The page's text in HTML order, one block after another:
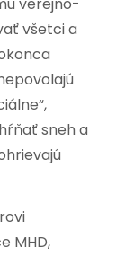
všetci a
sneh a
MHD,